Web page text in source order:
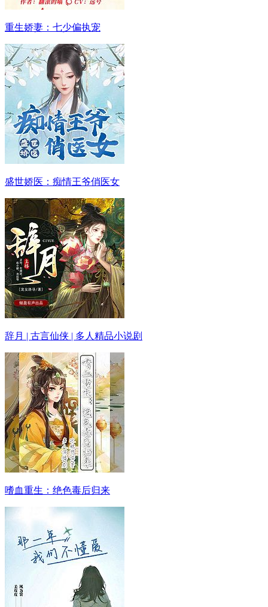
重生娇妻：七少偏执宠
盛世娇医：痴情王爷俏医女
辞月 | 古言仙侠 | 多人精品小说剧
嗜血重生：绝色毒后归来